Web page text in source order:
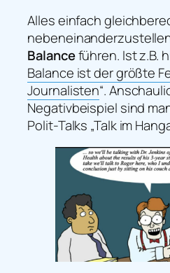
Alles einfach
Balanceführen. Ist z.B.
Balance ist der größte
Journalisten“.
Negativbeispiel sind
Polit-Talks „Talk im